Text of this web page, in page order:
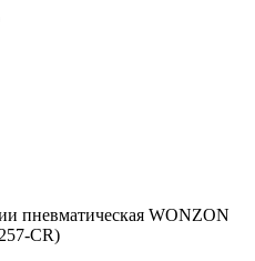
пневматическая WONZON
CR)